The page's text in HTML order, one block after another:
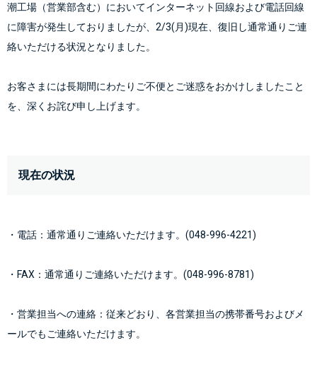
潮工場（営業部含む）においてインターネット回線および電話回線
に障害が発生しておりましたが、2/3(月)現在、復旧し通常通りご連
絡いただける状況となりました。
お客さまには長期間にわたりご不便とご迷惑をおかけしましたこと
を、深くお詫び申し上げます。
現在の状況
・電話：通常通りご連絡いただけます。(048-996-4221)
・FAX：通常通りご連絡いただけます。(048-996-8781)
・営業担当への連絡：従来どおり、各営業担当の携帯番号およびメ
ールでもご連絡いただけます。